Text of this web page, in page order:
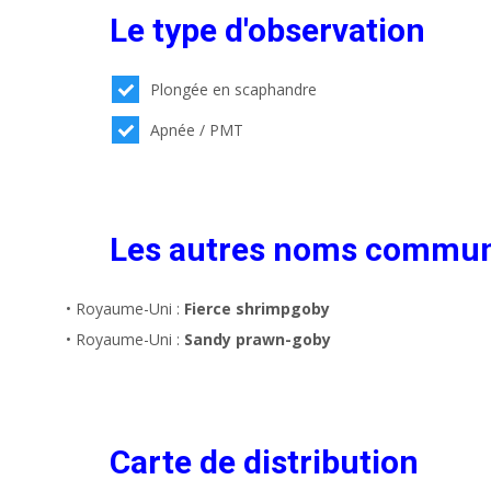
Le type d'observation
Plongée en scaphandre
Apnée / PMT
Les autres noms
• Royaume-Uni : Fierce shrimpgoby
• Royaume-Uni : Sandy prawn-goby
Carte de distribution